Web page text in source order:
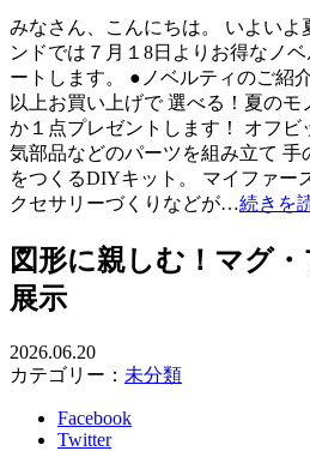
みなさん、こんにちは。 いよいよ
ンドでは７月１8日よりお得なノ
ートします。 ●ノベルティのご紹
以上お買い上げで 選べる！夏の
か１点プレゼントします！ オフビ
気部品などのパーツを組み立て 手
をつくるDIYキット。 マイファー
クセサリーづくりなどが…続きを
図形に親しむ！マグ
展示
2026.06.20
カテゴリー： 未分類
Facebook
Twitter